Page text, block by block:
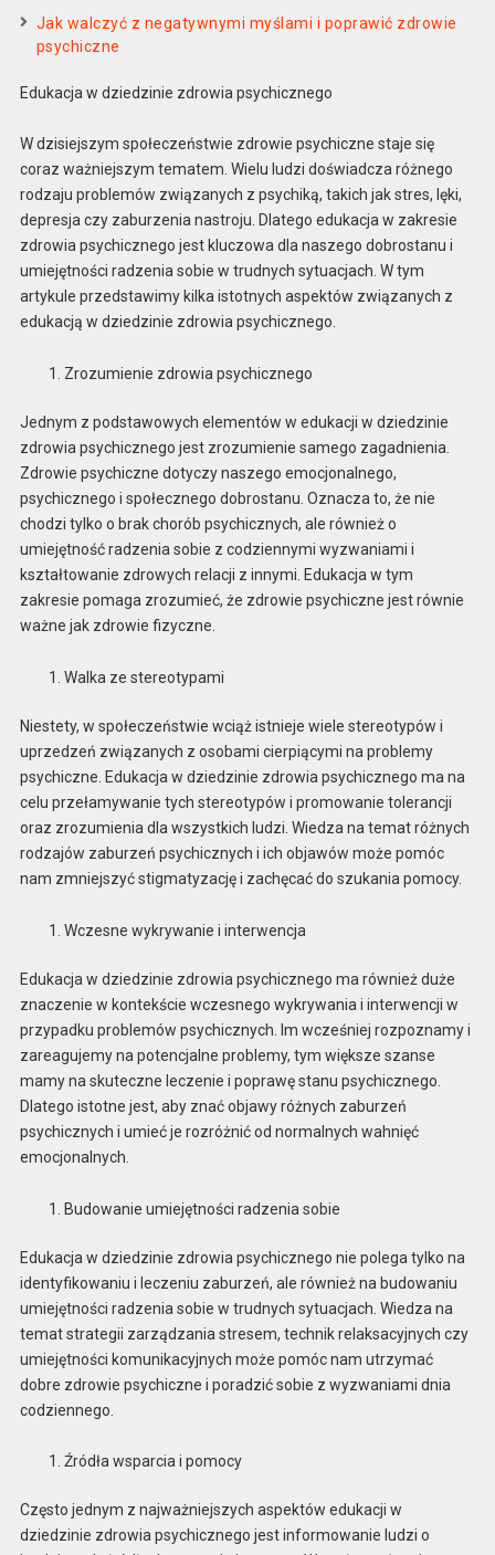
Jak walczyć z negatywnymi myślami i poprawić zdrowie
psychiczne
Edukacja w dziedzinie zdrowia psychicznego
W dzisiejszym społeczeństwie zdrowie psychiczne staje się
coraz ważniejszym tematem. Wielu ludzi doświadcza różnego
rodzaju problemów związanych z psychiką, takich jak stres, lęki,
depresja czy zaburzenia nastroju. Dlatego edukacja w zakresie
zdrowia psychicznego jest kluczowa dla naszego dobrostanu i
umiejętności radzenia sobie w trudnych sytuacjach. W tym
artykule przedstawimy kilka istotnych aspektów związanych z
edukacją w dziedzinie zdrowia psychicznego.
Zrozumienie zdrowia psychicznego
Jednym z podstawowych elementów w edukacji w dziedzinie
zdrowia psychicznego jest zrozumienie samego zagadnienia.
Zdrowie psychiczne dotyczy naszego emocjonalnego,
psychicznego i społecznego dobrostanu. Oznacza to, że nie
chodzi tylko o brak chorób psychicznych, ale również o
umiejętność radzenia sobie z codziennymi wyzwaniami i
kształtowanie zdrowych relacji z innymi. Edukacja w tym
zakresie pomaga zrozumieć, że zdrowie psychiczne jest równie
ważne jak zdrowie fizyczne.
Walka ze stereotypami
Niestety, w społeczeństwie wciąż istnieje wiele stereotypów i
uprzedzeń związanych z osobami cierpiącymi na problemy
psychiczne. Edukacja w dziedzinie zdrowia psychicznego ma na
celu przełamywanie tych stereotypów i promowanie tolerancji
oraz zrozumienia dla wszystkich ludzi. Wiedza na temat różnych
rodzajów zaburzeń psychicznych i ich objawów może pomóc
nam zmniejszyć stigmatyzację i zachęcać do szukania pomocy.
Wczesne wykrywanie i interwencja
Edukacja w dziedzinie zdrowia psychicznego ma również duże
znaczenie w kontekście wczesnego wykrywania i interwencji w
przypadku problemów psychicznych. Im wcześniej rozpoznamy i
zareagujemy na potencjalne problemy, tym większe szanse
mamy na skuteczne leczenie i poprawę stanu psychicznego.
Dlatego istotne jest, aby znać objawy różnych zaburzeń
psychicznych i umieć je rozróżnić od normalnych wahnięć
emocjonalnych.
Budowanie umiejętności radzenia sobie
Edukacja w dziedzinie zdrowia psychicznego nie polega tylko na
identyfikowaniu i leczeniu zaburzeń, ale również na budowaniu
umiejętności radzenia sobie w trudnych sytuacjach. Wiedza na
temat strategii zarządzania stresem, technik relaksacyjnych czy
umiejętności komunikacyjnych może pomóc nam utrzymać
dobre zdrowie psychiczne i poradzić sobie z wyzwaniami dnia
codziennego.
Źródła wsparcia i pomocy
Często jednym z najważniejszych aspektów edukacji w
dziedzinie zdrowia psychicznego jest informowanie ludzi o